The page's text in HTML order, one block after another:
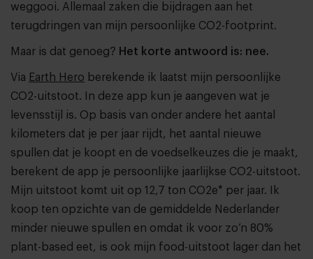
weggooi. Allemaal zaken die bijdragen aan het
terugdringen van mijn persoonlijke CO2-footprint.
Maar is dat genoeg? Het korte antwoord is: nee.
Via Earth Hero berekende ik laatst mijn persoonlijke
CO2-uitstoot. In deze app kun je aangeven wat je
levensstijl is. Op basis van onder andere het aantal
kilometers dat je per jaar rijdt, het aantal nieuwe
spullen dat je koopt en de voedselkeuzes die je maakt,
berekent de app je persoonlijke jaarlijkse CO2-uitstoot.
Mijn uitstoot komt uit op 12,7 ton CO2e* per jaar. Ik
koop ten opzichte van de gemiddelde Nederlander
minder nieuwe spullen en omdat ik voor zo’n 80%
plant-based eet, is ook mijn food-uitstoot lager dan het